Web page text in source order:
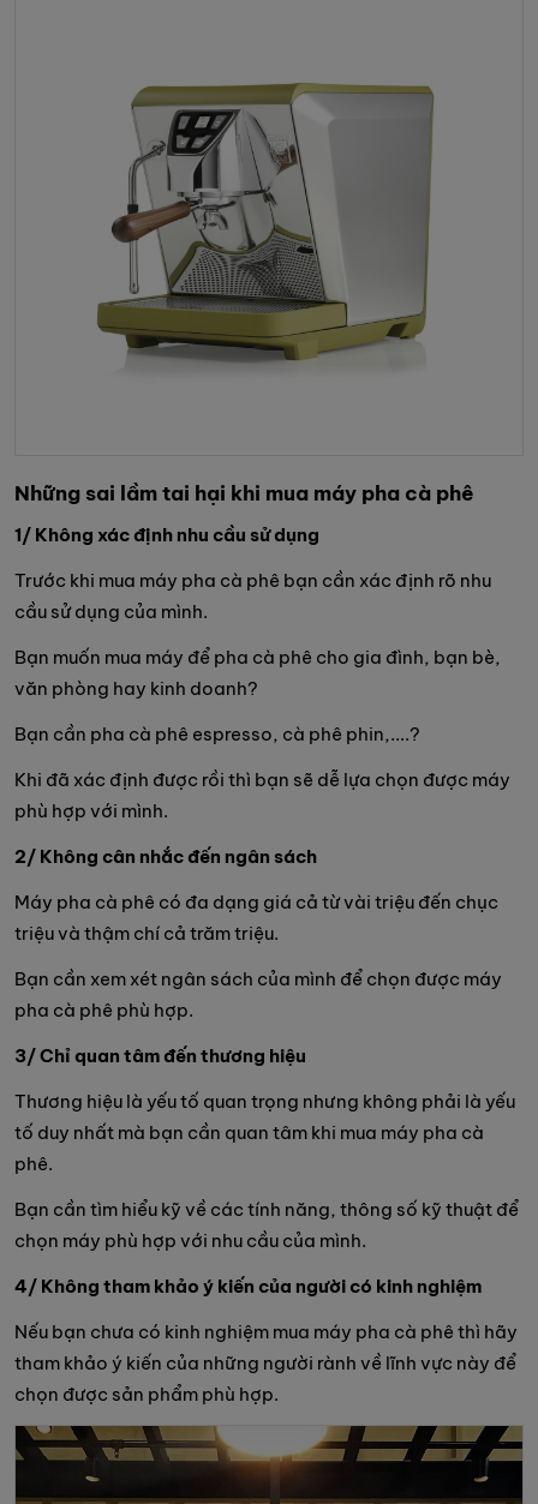
Những sai lầm tai hại khi mua máy pha cà phê
1/ Không xác định nhu cầu sử dụng
Trước khi mua máy pha cà phê bạn cần xác định rõ nhu
cầu sử dụng của mình.
Bạn muốn mua máy để pha cà phê cho gia đình, bạn bè,
văn phòng hay kinh doanh?
Bạn cần pha cà phê espresso, cà phê phin,....?
Khi đã xác định được rồi thì bạn sẽ dễ lựa chọn được máy
phù hợp với mình.
2/ Không cân nhắc đến ngân sách
Máy pha cà phê có đa dạng giá cả từ vài triệu đến chục
triệu và thậm chí cả trăm triệu.
Bạn cần xem xét ngân sách của mình để chọn được máy
pha cà phê phù hợp.
3/ Chỉ quan tâm đến thương hiệu
Thương hiệu là yếu tố quan trọng nhưng không phải là yếu
tố duy nhất mà bạn cần quan tâm khi mua máy pha cà
phê.
Bạn cần tìm hiểu kỹ về các tính năng, thông số kỹ thuật để
chọn máy phù hợp với nhu cầu của mình.
4/ Không tham khảo ý kiến của người có kinh nghiệm
Nếu bạn chưa có kinh nghiệm mua máy pha cà phê thì hãy
tham khảo ý kiến của những người rành về lĩnh vực này để
chọn được sản phẩm phù hợp.